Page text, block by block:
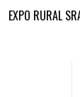
EXPO RURAL